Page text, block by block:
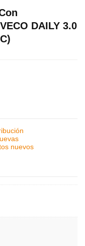
DAILY 3.0
nuevos